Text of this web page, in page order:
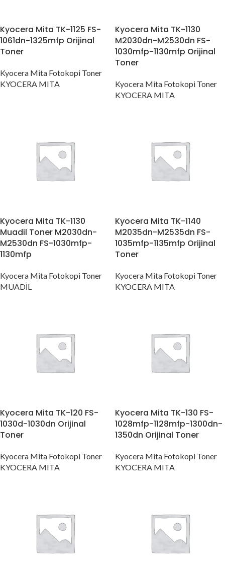
Kyocera Mita TK-1125 FS-
1061dn-1325mfp Orijinal
Toner
Kyocera Mita Fotokopi Toner
KYOCERA MITA
Kyocera Mita TK-1130
M2030dn-M2530dn FS-
1030mfp-1130mfp Orijinal
Toner
Kyocera Mita Fotokopi Toner
KYOCERA MITA
Kyocera Mita TK-1130
Muadil Toner M2030dn-
M2530dn FS-1030mfp-
1130mfp
Kyocera Mita Fotokopi Toner
MUADİL
Kyocera Mita TK-1140
M2035dn-M2535dn FS-
1035mfp-1135mfp Orijinal
Toner
Kyocera Mita Fotokopi Toner
KYOCERA MITA
Kyocera Mita TK-120 FS-
1030d-1030dn Orijinal
Toner
Kyocera Mita Fotokopi Toner
KYOCERA MITA
Kyocera Mita TK-130 FS-
1028mfp-1128mfp-1300dn-
1350dn Orijinal Toner
Kyocera Mita Fotokopi Toner
KYOCERA MITA